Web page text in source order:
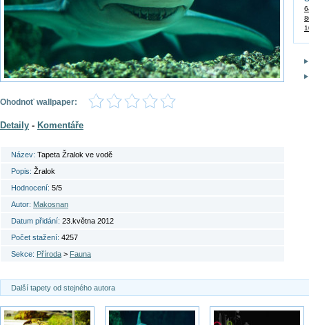
Ohodnoť wallpaper:
Detaily - Komentáře
Název: Tapeta Žralok ve vodě
Popis: Žralok
Hodnocení: 5/5
Autor: Makosnan
Datum přidání: 23.května 2012
Počet stažení: 4257
Sekce: Příroda > Fauna
Další tapety od stejného autora